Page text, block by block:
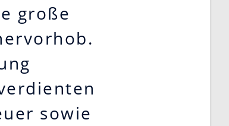
große
sowie